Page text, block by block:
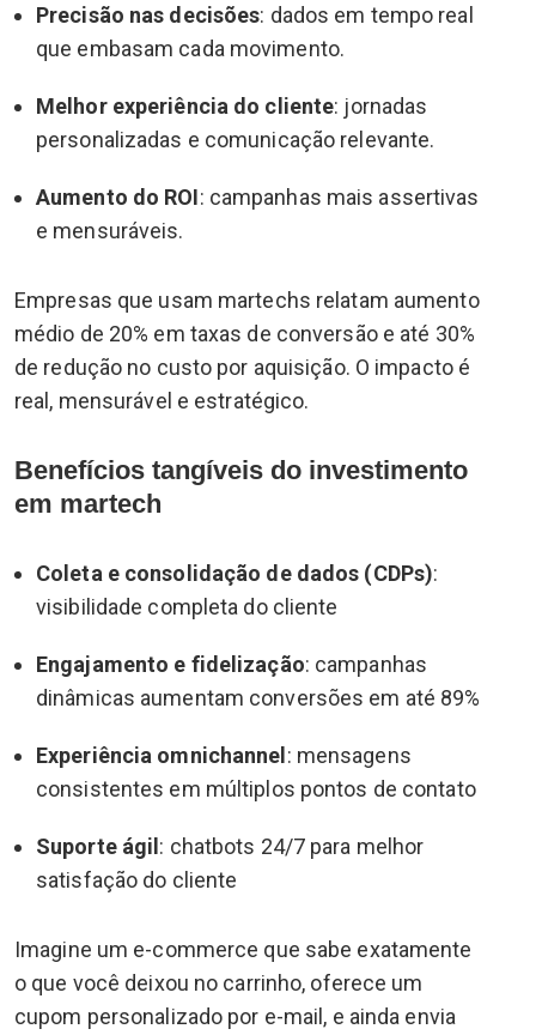
Precisão nas decisões: dados em tempo real
que embasam cada movimento.
Melhor experiência do cliente: jornadas
personalizadas e comunicação relevante.
Aumento do ROI: campanhas mais assertivas
e mensuráveis.
Empresas que usam martechs relatam aumento
médio de 20% em taxas de conversão e até 30%
de redução no custo por aquisição. O impacto é
real, mensurável e estratégico.
Benefícios tangíveis do investimento
em martech
Coleta e consolidação de dados (CDPs):
visibilidade completa do cliente
Engajamento e fidelização: campanhas
dinâmicas aumentam conversões em até 89%
Experiência omnichannel : mensagens
consistentes em múltiplos pontos de contato
Suporte ágil : chatbots 24/7 para melhor
satisfação do cliente
Imagine um e-commerce que sabe exatamente
o que você deixou no carrinho, oferece um
cupom personalizado por e-mail, e ainda envia